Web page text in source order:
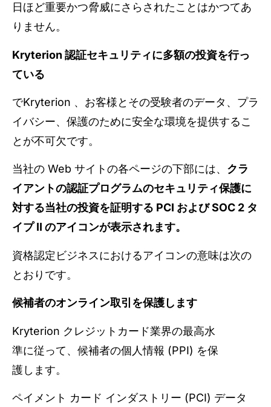
日ほど重要かつ脅威にさらされたことはかつてあ
りません。
Kryterion 認証セキュリティに多額の投資を行っ
ている
でKryterion 、お客様とその受験者のデータ、プラ
イバシー、保護のために安全な環境を提供するこ
とが不可欠です。
当社の Web サイトの各ページの下部には、 クラ
イアントの認証プログラムのセキュリティ保護に
対する当社の投資を証明する PCI および SOC 2 タ
イプ II のアイコンが表示されます。
資格認定ビジネスにおけるアイコンの意味は次の
とおりです。
候補者のオンライン取引を保護します
Kryterion クレジットカード業界の最高水
準に従って、候補者の個人情報 (PPI) を保
護します。
ペイメント カード インダストリー (PCI) データ